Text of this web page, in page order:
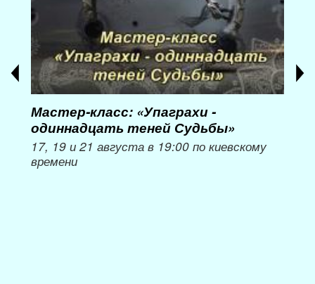
Мастер-класс: «Упаграхи -
одиннадцать теней Судьбы»
17, 19 и 21 августа в 19:00 по киевскому
времени